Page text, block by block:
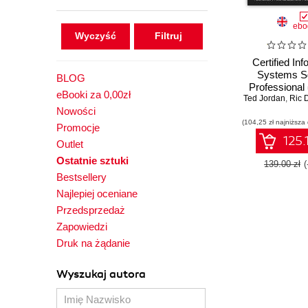
Wyczyść
BLOG
eBooki za 0,00zł
Nowości
Promocje
Outlet
Ostatnie sztuki
Bestsellery
Najlepiej oceniane
Przedsprzedaż
Zapowiedzi
Druk na żądanie
Wyszukaj autora
Certified
Systems
Professional
Exam
bonus
practical
eight exam
Ted Jordan, Ric
(104,25 zł
139.00 zł